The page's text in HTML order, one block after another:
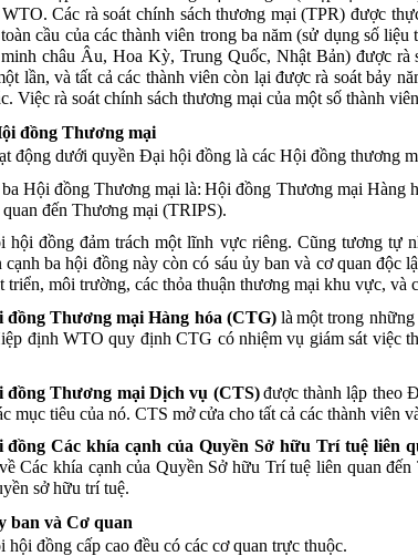
WTO. Các rà soát chính sách thương mại (TPR) được
toàn cầu của các thành viên trong ba năm (sử dụng số liệu
minh châu Âu, HoaKỳ, Trung Quốc, Nhật Bản) được rà
lần, và tất cả các thành viên còn lại được rà soát bảy
. Việc rà soát chính sách thương mại của một số thành viên
đồngThương mại
động dưới quyền Đại hội đồng là các Hội đồng thương
ba Hội đồngThươngmại là:Hội đồng Thương mại Hàng
quan đến Thương mại (TRIPS).
hội đồng đảm trách một lĩnh vực riêng. Cũng tương tự
cạnh ba hội đồng này còn có sáu ủybanvà cơ quan độc
triển, môi trường, các thỏa thuận thương mại khu vực, và
đồngThươngmại Hàng hóa (CTG) là một trong những
định WTOquy định CTG có nhiệm vụ giám sát việc
đồngThương mại Dịch vụ (CTS) được thành lập theo
mục tiêu của nó. CTS mở cửa cho tất cả các thành viên
đồng Cáckhía cạnh của QuyềnSở hữu Trí tuệ liên
vềCác khía cạnh của Quyền Sở hữu Trítuệ liên quan đến
sở hữu trí tuệ.
ban và Cơ quan
hội đồng cấp cao đều có các cơ quan trực thuộc.